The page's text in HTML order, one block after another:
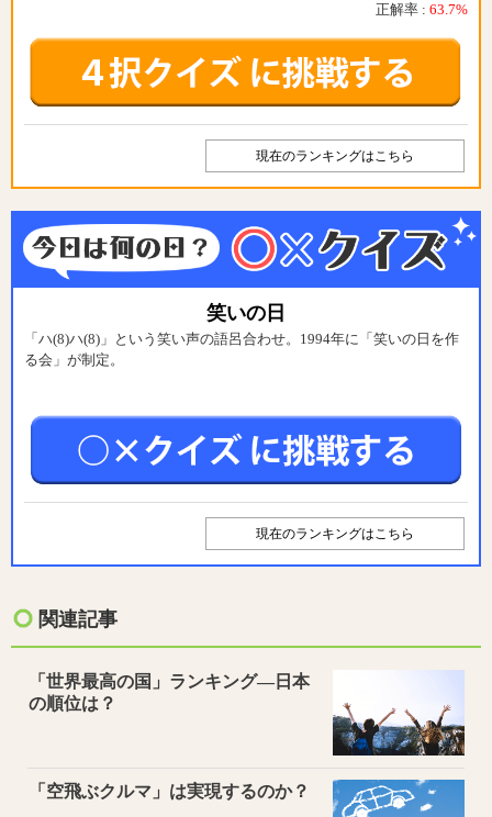
正解率 : 63.7%
現在のランキングはこちら
笑いの日
「ハ(8)ハ(8)」という笑い声の語呂合わせ。1994年に「笑いの日を作
る会」が制定。
現在のランキングはこちら
関連記事
「世界最高の国」ランキング―日本
の順位は？
「空飛ぶクルマ」は実現するのか？